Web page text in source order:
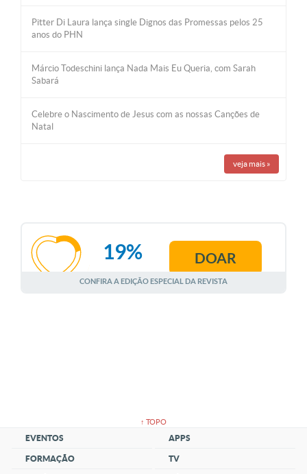
Pitter Di Laura lança single Dignos das Promessas pelos 25
anos do PHN
Márcio Todeschini lança Nada Mais Eu Queria, com Sarah
Sabará
Celebre o Nascimento de Jesus com as nossas Canções de
Natal
veja mais »
AGOSTO
19% DOAR
CONFIRA A EDIÇÃO ESPECIAL DA REVISTA
↑ TOPO
EVENTOS
FORMAÇÃO
APPS
TV